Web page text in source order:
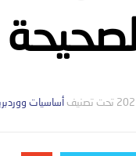
تحت تصنيف التصانيف
أساسيات